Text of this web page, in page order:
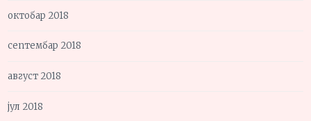
октобар 2018
септембар 2018
август 2018
јул 2018